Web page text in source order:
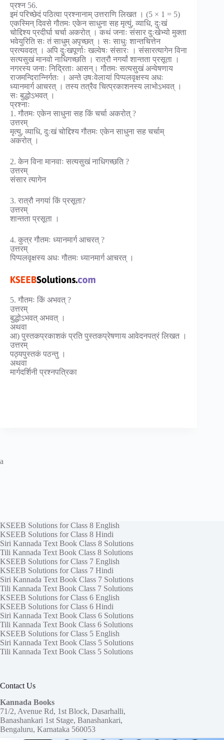
प्रश्न 56.
इमं परिच्छेदं पठित्वा प्रश्नानाम् उत्तराणि लिखत । (5 × 1 = 5)
एकस्मिन् दिवसे गौतमः एकेन साधुना सह मृत्युं, व्याधि, दुःखं
चोद्दिश्य प्रदीर्घा चर्चा अकरोत् । कथं जनाः संसार दुःखेभ्यो मुक्ता
भवेयुरिति सः तं साधुम् अपृच्छत् । सः साधुः शान्तचित्तेन
प्रत्यवदत् । अपि दुःखपूर्णाः खल्वेषः संसारः । संसारत्यागेन विना
सत्यसुखं मानवो नाधिगच्छति । रात्रौ नगर्यां शान्तता प्रसूता ।
नगरस्य जनाः निद्रिताः आसन्। गौतमः सत्यसुखं अन्वेषणाय
राजमन्दिरान्निर्गतः । अन्ते उषःवेलायां पिप्पलवृक्षस्य अधः
ध्यानमार्ग आचरत् । तस्य तत्रैव चित्प्रकाशनस्य लाभोऽभवत् ।
सः बुद्धोऽभवत् ।
प्रश्नाः
1. गौतमः एकेन साधुना सह किं चर्चा अकरोत् ?
उत्तरम्
मृत्यु, व्याधि, दुःखं चोद्दिश्य गौतमः एकेन साधुना सह चर्चाम्
अकरोत् ।
2. केन विना मानवाः सत्यसुखं नाधिगच्छति ?
उत्तरम्
संसार त्यागेन
3. रात्रौ नगयां किं प्रसूता?
उत्तरम्
शान्तता प्रसूता ।
4. कुत्र गौतमः ध्यानमार्ग आचरत् ?
उत्तरम्
पिप्पलवृक्षस्य अधः गौतमः ध्यानमार्ग आचरत् ।
5. गौतमः किं अभवत् ?
उत्तरम्
बुद्धोऽभवत् अभवत् ।
अथवा
आ) पुस्तकप्रकाशकं प्रति पुस्तकप्रेषणाय आवेदनपत्रं लिखत ।
उत्तरम्
पठ्यपुस्तकं पठन्तु ।
अथवा
मार्गदर्शिनी प्रश्नपत्रिका
a
KSEEB Solutions for Class 8 English
KSEEB Solutions for Class 8 Hindi
Siri Kannada Text Book Class 8 Solutions
Tili Kannada Text Book Class 8 Solutions
KSEEB Solutions for Class 7 English
KSEEB Solutions for Class 7 Hindi
Siri Kannada Text Book Class 7 Solutions
Tili Kannada Text Book Class 7 Solutions
KSEEB Solutions for Class 6 English
KSEEB Solutions for Class 6 Hindi
Siri Kannada Text Book Class 6 Solutions
Tili Kannada Text Book Class 6 Solutions
KSEEB Solutions for Class 5 English
Siri Kannada Text Book Class 5 Solutions
Tili Kannada Text Book Class 5 Solutions
Contact Us
Kannada Books
71/2, Avenue Rd, 1st Block, Dasarhalli,
Banashankari 1st Stage, Banashankari,
Bengaluru, Karnataka 560053